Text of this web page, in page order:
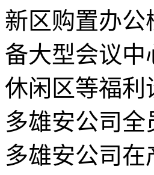
新区购置办
备大型会议
休闲区等福利
多雄安公司
多雄安公司